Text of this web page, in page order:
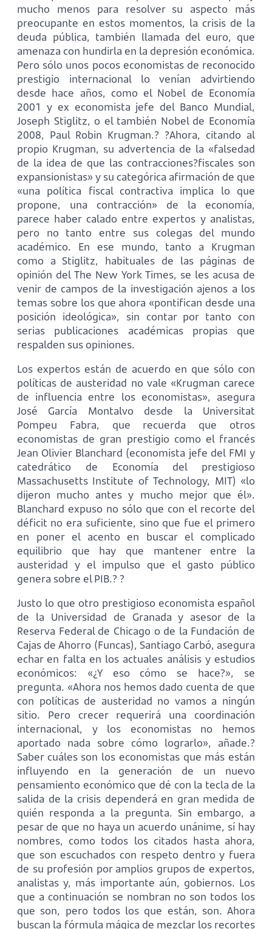
mucho menos para resolver su aspecto más
preocupante en estos momentos, la crisis de la
deuda pública, también llamada del euro, que
amenaza con hundirla en la depresión económica.
Pero sólo unos pocos economistas de reconocido
prestigio internacional lo venían advirtiendo
desde hace años, como el Nobel de Economía
2001 y ex economista jefe del Banco Mundial,
Joseph Stiglitz, o el también Nobel de Economía
2008, Paul Robin Krugman.? ?Ahora, citando al
propio Krugman, su advertencia de la «falsedad
de la idea de que las contracciones?fiscales son
expansionistas» y su categórica afirmación de que
«una política fiscal contractiva implica lo que
propone, una contracción» de la economía,
parece haber calado entre expertos y analistas,
pero no tanto entre sus colegas del mundo
académico. En ese mundo, tanto a Krugman
como a Stiglitz, habituales de las páginas de
opinión del The New York Times, se les acusa de
venir de campos de la investigación ajenos a los
temas sobre los que ahora «pontifican desde una
posición ideológica», sin contar por tanto con
serias publicaciones académicas propias que
respalden sus opiniones.
Los expertos están de acuerdo en que sólo con
políticas de austeridad no vale «Krugman carece
de influencia entre los economistas», asegura
José García Montalvo desde la Universitat
Pompeu Fabra, que recuerda que otros
economistas de gran prestigio como el francés
Jean Olivier Blanchard (economista jefe del FMI y
catedrático de Economía del prestigioso
Massachusetts Institute of Technology, MIT) «lo
dijeron mucho antes y mucho mejor que él».
Blanchard expuso no sólo que con el recorte del
déficit no era suficiente, sino que fue el primero
en poner el acento en buscar el complicado
equilibrio que hay que mantener entre la
austeridad y el impulso que el gasto público
genera sobre el PIB.? ?
Justo lo que otro prestigioso economista español
de la Universidad de Granada y asesor de la
Reserva Federal de Chicago o de la Fundación de
Cajas de Ahorro (Funcas), Santiago Carbó, asegura
echar en falta en los actuales análisis y estudios
económicos: «¿Y eso cómo se hace?», se
pregunta. «Ahora nos hemos dado cuenta de que
con políticas de austeridad no vamos a ningún
sitio. Pero crecer requerirá una coordinación
internacional, y los economistas no hemos
aportado nada sobre cómo lograrlo», añade.?
Saber cuáles son los economistas que más están
influyendo en la generación de un nuevo
pensamiento económico que dé con la tecla de la
salida de la crisis dependerá en gran medida de
quién responda a la pregunta. Sin embargo, a
pesar de que no haya un acuerdo unánime, sí hay
nombres, como todos los citados hasta ahora,
que son escuchados con respeto dentro y fuera
de su profesión por amplios grupos de expertos,
analistas y, más importante aún, gobiernos. Los
que a continuación se nombran no son todos los
que son, pero todos los que están, son. Ahora
buscan la fórmula mágica de mezclar los recortes